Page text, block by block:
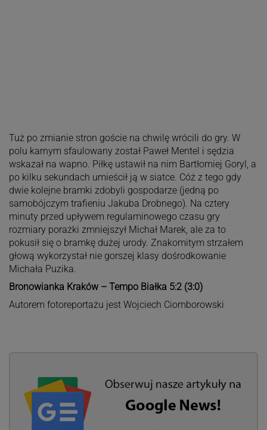
Tuż po zmianie stron goście na chwilę wrócili do gry. W
polu karnym sfaulowany został Paweł Mentel i sędzia
wskazał na wapno. Piłkę ustawił na nim Bartłomiej Goryl, a
po kilku sekundach umieścił ją w siatce. Cóż z tego gdy
dwie kolejne bramki zdobyli gospodarze (jedną po
samobójczym trafieniu Jakuba Drobnego). Na cztery
minuty przed upływem regulaminowego czasu gry
rozmiary porażki zmniejszył Michał Marek, ale za to
pokusił się o bramkę dużej urody. Znakomitym strzałem
głową wykorzystał nie gorszej klasy dośrodkowanie
Michała Puzika.
Bronowianka Kraków – Tempo Białka 5:2 (3:0)
Autorem fotoreportażu jest Wojciech Ciomborowski